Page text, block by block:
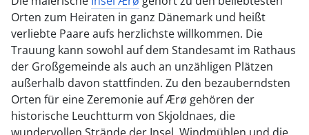
Orten zum Heiraten in ganz Dänemark und heißt
verliebte Paare aufs herzlichste willkommen. Die
Trauung kann sowohl auf dem Standesamt im Rathaus
der Großgemeinde als auch an unzähligen Plätzen
außerhalb davon stattfinden. Zu den bezauberndsten
Orten für eine Zeremonie auf Ærø gehören der
historische Leuchtturm von Skjoldnaes, die